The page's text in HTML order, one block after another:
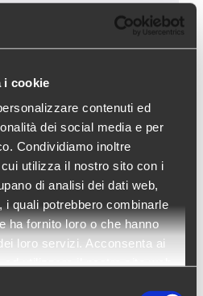
i cookie
contenuti ed
dei social media e per
Condividiamo inoltre
utilizza il nostro sito con i
di analisi dei dati web,
i quali potrebbero combinarle
ha fornito loro o che hanno
loro servizi. Acconsenta ai
utilizzare il nostro sito web.
chiediamo di rivolgervi
per la sorveglianza
lavoro”